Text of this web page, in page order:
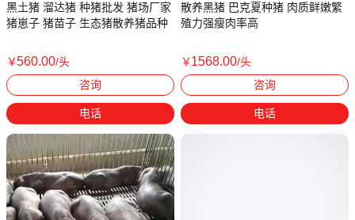
黑土猪 溜达猪 种猪批发 猪场厂家
猪崽子 猪苗子 生态猪散养猪品种
￥560.00/头
咨询
电话
散养黑猪 巴克夏种猪 肉质鲜嫩繁
殖力强瘦肉率高
￥1568.00/头
咨询
电话